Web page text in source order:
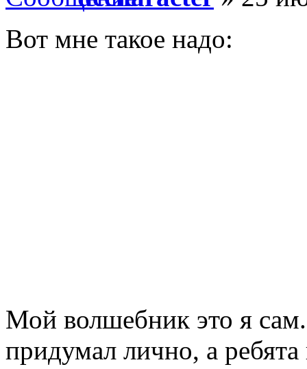
Вот мне такое надо:
Мой волшебник это я
придумал лично, а